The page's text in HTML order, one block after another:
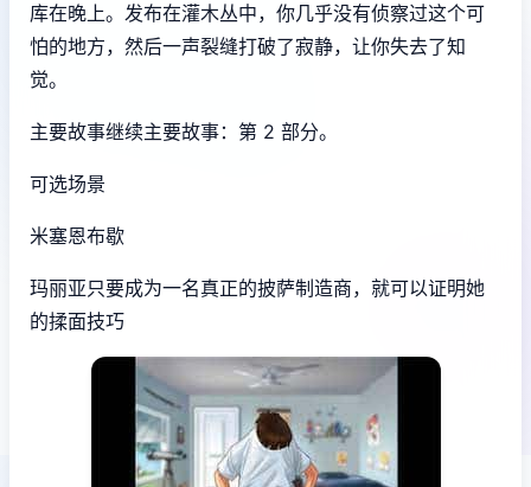
库在晚上。发布在灌木丛中，你几乎没有侦察过这个可
怕的地方，然后一声裂缝打破了寂静，让你失去了知
觉。
主要故事继续主要故事：第 2 部分。
可选场景
米塞恩布歇
玛丽亚只要成为一名真正的披萨制造商，就可以证明她
的揉面技巧